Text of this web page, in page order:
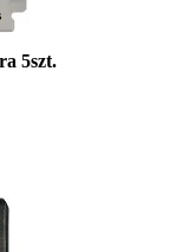
5szt.